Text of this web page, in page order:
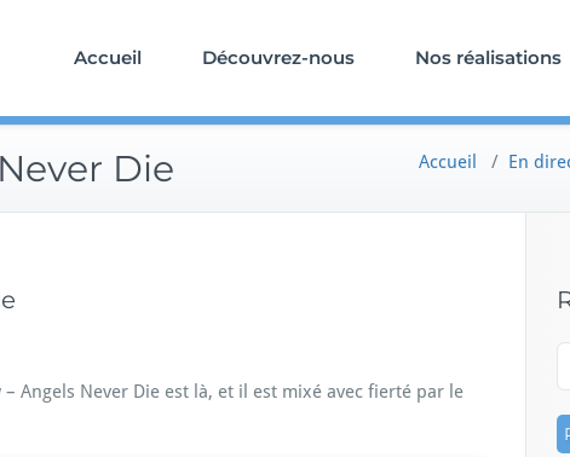
Accueil Découvrez-nous Nos réalisations
Die Accueil / En
Angels Never Die est là, et il est mixé avec fierté par le